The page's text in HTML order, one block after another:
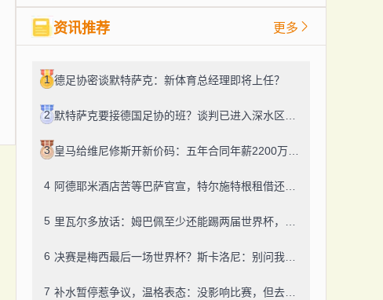
资讯推荐 更多
1 德足协密谈默特萨克：新体育总经理即将上任？
2
3
4
5
6
7